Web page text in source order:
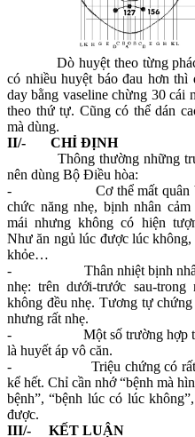
Dò huyệt theo từng phác
có nhiều huyệt báo đau hơn thì
day bằng vaseline chừng 30 cái
theo thứ tự. Cũng có thể dán
mà dùng.
II/- CHỈ ĐỊNH
Thông thường những
nên dùng Bộ Điều hòa:
-
Cơ thể mất
chức năng nhẹ, bịnh nhân
mái nhưng không có hiện
Như ăn ngủ lúc được lúc
khỏe…
-
Thân nhiệt bịnh
nhẹ: trên dưới-trước sau-trong
không đều nhẹ. Tương tự
nhưng rất nhẹ.
-
Một số trường hợp
là huyết áp vô căn.
-
Triệu chứng có
kể hết. Chỉ cần nhớ “bệnh mà
bệnh”, “bệnh lúc có lúc
được.
III/- KẾT LUẬN